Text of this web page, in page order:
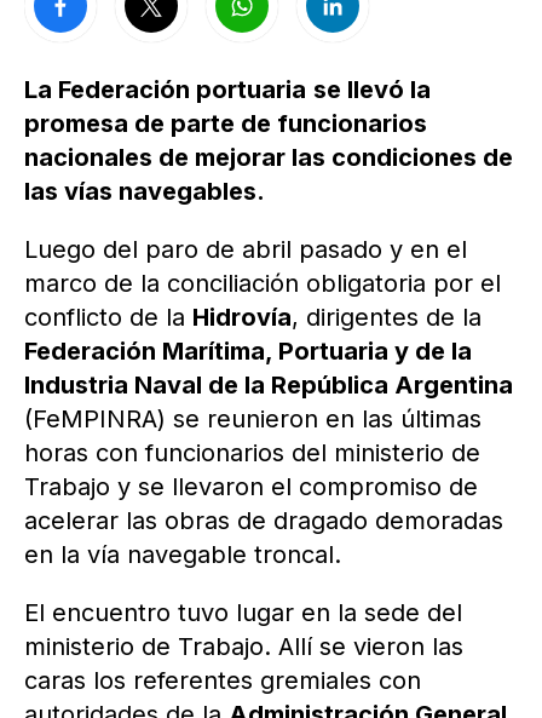
La Federación portuaria se llevó la
promesa de parte de funcionarios
nacionales de mejorar las condiciones de
las vías navegables.
Luego del paro de abril pasado y en el
marco de la conciliación obligatoria por el
conflicto de la Hidrovía, dirigentes de la
Federación Marítima, Portuaria y de la
Industria Naval de la República Argentina
(FeMPINRA) se reunieron en las últimas
horas con funcionarios del ministerio de
Trabajo y se llevaron el compromiso de
acelerar las obras de dragado demoradas
en la vía navegable troncal.
El encuentro tuvo lugar en la sede del
ministerio de Trabajo. Allí se vieron las
caras los referentes gremiales con